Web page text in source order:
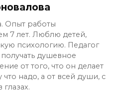
Опыт работы
7 лет. Люблю детей,
психологию. Педагог
душевное
от того, что он делает
надо, а от всей души, с